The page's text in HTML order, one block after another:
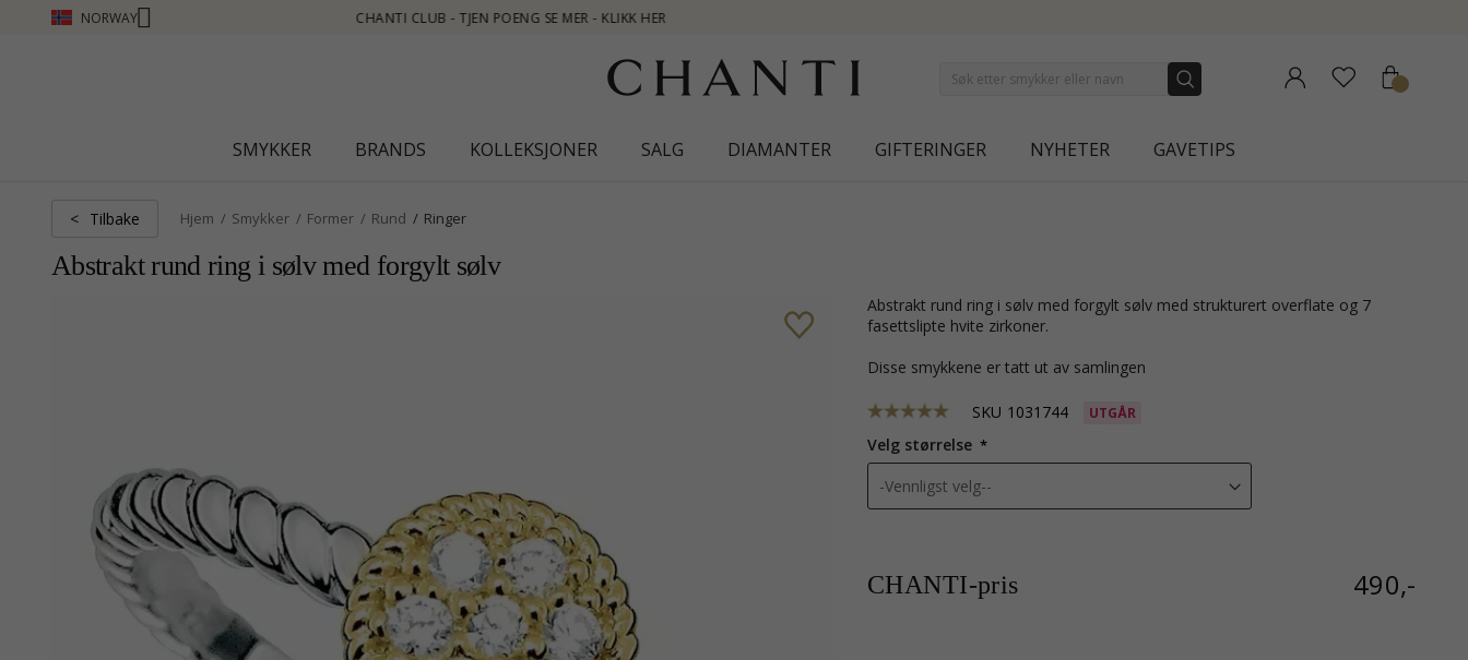
NORWAY
SE MER - KLIKK HER
SMYKKER BRANDS KOLLEKSJONER SALG DIAMANTER GIFTERINGER NYHETER GAVETIPS
< Tilbake Hjem Smykker Former Rund Ringer
Abstrakt rund ring i sølv med forgylt sølv
abstrakt rund ring i sølv med forgylt sølv med strukturert overflate og 7
fasettslipte hvite zirkoner.
Disse smykkene er tatt ut av samlingen
SKU 1031744 UTGÅR
Velg størrelse
CHANTI-pris 490,-